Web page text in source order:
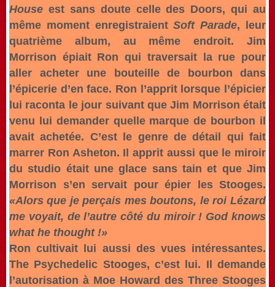
House est sans doute celle des Doors, qui au
même moment enregistraientSoft Parade, leur
quatrième album, au même endroit. Jim
Morrison épiait Ron qui traversait la rue pour
aller acheter une bouteille de bourbon dans
l’épicerie d’en face. Ron l’apprit lorsque l’épicier
lui raconta le jour suivant que Jim Morrison était
venu lui demander quelle marque de bourbon il
avait achetée. C’est le genre de détail qui fait
marrer Ron Asheton. Il apprit aussi que le miroir
du studio était une glace sans tain et que Jim
Morrison s’en servait pour épier les Stooges.
«Alors que je perçais mes boutons, le roi Lézard
me voyait, de l’autre côté du miroir ! God knows
what he thought !»
Ron cultivait lui aussi des vues intéressantes.
The Psychedelic Stooges, c’est lui. Il demande
l’autorisation à Moe Howard des Three Stooges